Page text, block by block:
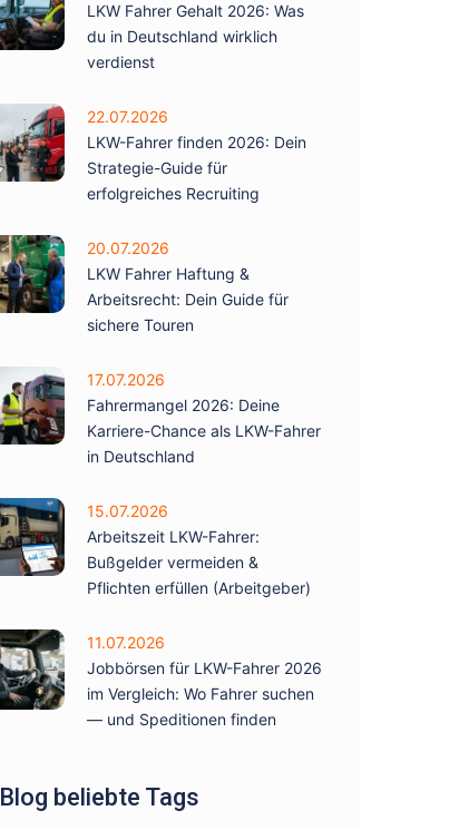
LKW Fahrer Gehalt 2026: Was
du in Deutschland wirklich
verdienst
22.07.2026
LKW-Fahrer finden 2026: Dein
Strategie-Guide für
erfolgreiches Recruiting
20.07.2026
LKW Fahrer Haftung &
Arbeitsrecht: Dein Guide für
sichere Touren
17.07.2026
Fahrermangel 2026: Deine
Karriere-Chance als LKW-Fahrer
in Deutschland
15.07.2026
Arbeitszeit LKW-Fahrer:
Bußgelder vermeiden &
Pflichten erfüllen (Arbeitgeber)
11.07.2026
Jobbörsen für LKW-Fahrer 2026
im Vergleich: Wo Fahrer suchen
— und Speditionen finden
Blog beliebte Tags